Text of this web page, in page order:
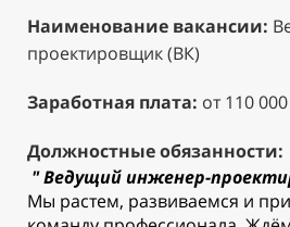
Наименование вакансии:
проектировщик (ВК)
Заработная плата: от 110
Должностные обязанности:
"Ведущий инженер-
Мы растем, развиваемся и